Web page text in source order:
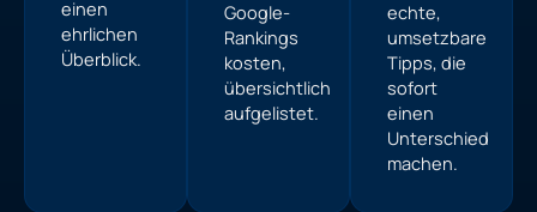
einen
ehrlichen
Überblick.
Google-
Rankings
kosten,
übersichtlich
aufgelistet.
echte,
umsetzbare
Tipps, die
sofort
einen
Unterschied
machen.